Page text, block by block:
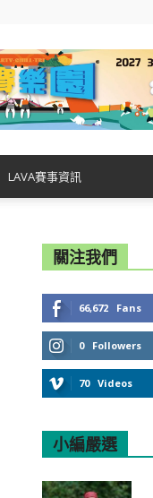
LAVA賽事資訊
關注我們
66,672 Fans
0 Followers
70 Videos
小編嚴選